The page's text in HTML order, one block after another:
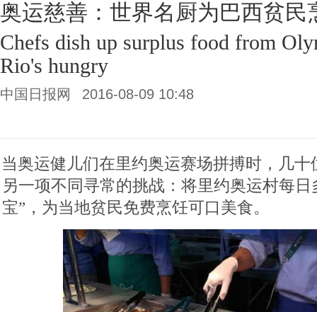
奥运慈善：世界名厨为巴西贫民
Chefs dish up surplus food from
Rio's hungry
中国日报网 2016-08-09 10:48
当奥运健儿们在里约奥运赛场拼搏时，几
另一项不同寻常的挑战：将里约奥运村每
宝”，为当地贫民免费烹饪可口美食。